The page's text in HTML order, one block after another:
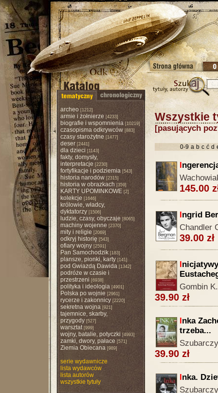
archeo [1212]
armie i żołnierze [4233]
biografie i wspomnienia[10219]
czasopisma odkrywców[883]
czasy starożytne [1477]
deser[2441]
dla dzieci [1143]
fakty, domysły,
interpretacje [2230]
fortyfikacje i podziemia[543]
historia narodów[2315]
historia w obrazkach [359]
KARTY UPOMINKOWE[2]
kolekcje [1646]
królowie, władcy,
dyktatorzy[1506]
ludzie, czasy, obyczaje [8065]
machiny wojenne [2370]
mity i religie [2069]
odkryj historię[543]
ofiary wojny[2591]
Pan Samochodzik[183]
plansze, pionki, karty[141]
pod Gwiazdą Dawida[1342]
podróże w czasie i
przestrzeni [6938]
polityka i ideologia[4901]
Polska po wojnie [2961]
rycerze i zakonnicy[2220]
sekretna wojna[921]
tajemnice, skarby,
przygody[527]
warsztat[999]
wojny, batalie, potyczki [4993]
zamki, dwory, pałace [571]
Ziemia Obiecana[989]
serie wydawnicze
lista wydawców
lista autorów
wszystkie tytuły
Wszystkie
[pasujących
0-9 a b c ć d
I
145.00
Ingrid
Chandler
39.00 zł
I
Gombin K.
39.90 zł
Inka
trzeba...
39.90 zł
Inka.